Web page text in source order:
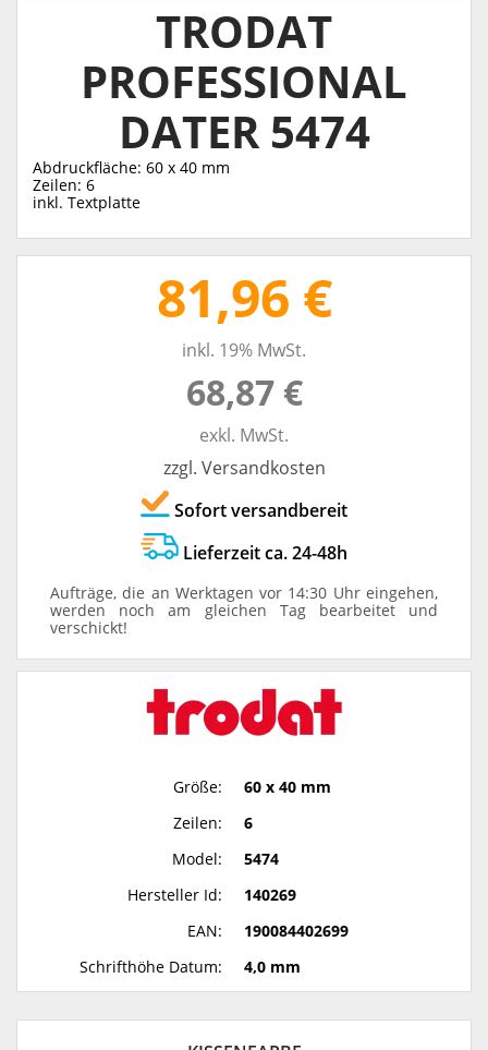
TRODAT
PROFESSIONAL
DATER 5474
Abdruckfläche: 60 x 40 mm
Zeilen: 6
inkl. Textplatte
81,96 €
inkl. 19% MwSt.
68,87 €
exkl. MwSt.
zzgl. Versandkosten
Sofort versandbereit
Lieferzeit ca. 24-48h
Aufträge, die an Werktagen vor 14:30 Uhr eingehen,
werden noch am gleichen Tag bearbeitet und
verschickt!
Größe:
60 x 40 mm
Zeilen:
6
Model:
5474
Hersteller Id:
140269
EAN:
190084402699
Schrifthöhe Datum:
4,0 mm